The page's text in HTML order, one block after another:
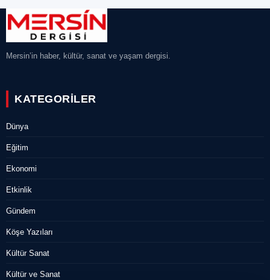
Mersin’in haber, kültür, sanat ve yaşam dergisi.
KATEGORILER
Dünya
Eğitim
Ekonomi
Etkinlik
Gündem
Köşe Yazıları
Kültür Sanat
Kültür ve Sanat